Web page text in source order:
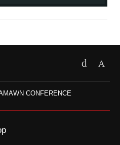
WN CONFERENCE